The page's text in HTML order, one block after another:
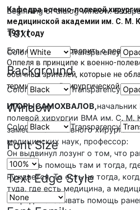
Beginning of dialog window.
Text
Color Transparency
Background
Color Transparency
Window
Color Transparency
Font Size
Text Edge Style
Кафедра военно-полевой
медицинской академии им. С. М.
1931 году
Если мы будем говорить о
Оппеля в принципе к военно-
обычных зрителей, которые не
терминологией хирургической — в
ИГОРЬ САМОХВАЛОВ,
полевой хирургии ВМА им. С. М.
заместитель главного хирурга
медицинских наук, профессор:
Он выдвинул лозунг о том, что
получить помощь там и тогда,
нуждается. То есть не тогда,
туда, где есть медицина, а
вперёд и оказывать помощь